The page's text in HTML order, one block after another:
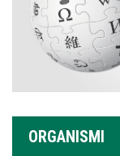
ORGANISMI